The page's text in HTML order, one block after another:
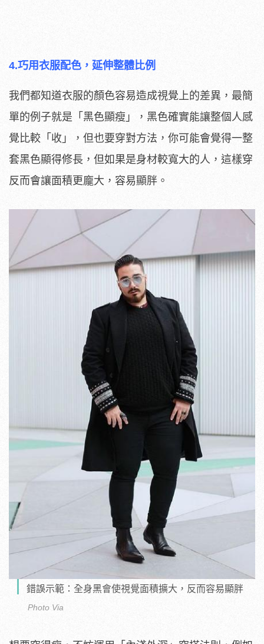
4.巧用衣服配色，延伸整體比例
我們都知道衣服的顏色容易造成視覺上的差異，最簡
單的例子就是「黑色顯瘦」，黑色確實能讓整個人感
覺比較「收」，但也要穿對方法，你可能會覺得一整
套黑色顯得修長，但如果是身材較寬大的人，這樣穿
反而會讓面積更龐大，容易顯胖。
錯誤示範：全身黑會使視覺面積擴大，反而容易顯胖
Photo Via